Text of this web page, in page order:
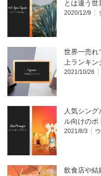
とは違う
2020/12/9
世界一売れ
上ランキ
2021/10/26
人気シン
ル向けの
2021/8/3
飲食店や結